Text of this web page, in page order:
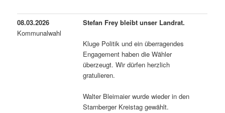
08.03.2026
Kommunalwahl
Stefan Frey bleibt unser Landrat.
Kluge Politik und ein überragendes
Engagement haben die Wähler
überzeugt. Wir dürfen herzlich
gratulieren.
Walter Bleimaier wurde wieder in den
Starnberger Kreistag gewählt.